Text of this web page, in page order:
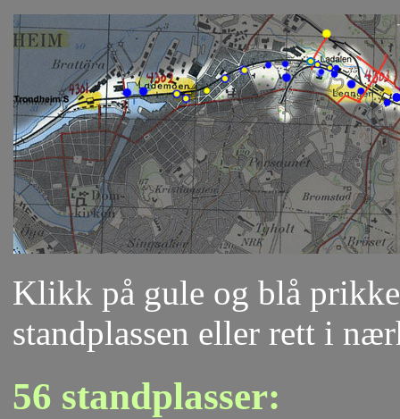
Klikk på gule og blå
standplassen eller rett i
56 standplasser: